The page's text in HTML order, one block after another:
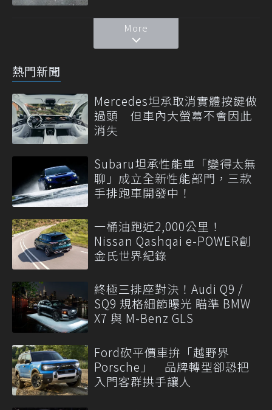
More
熱門新聞
Mercedes坦承取消實體按鍵做
過頭 但車內大螢幕不會因此
消失
Subaru坦承性能車「變得太無
聊」成立全新性能部門，三款
手排跑車開發中！
一桶油跑近2,000公里！
Nissan Qashqai e-POWER創
金氏世界紀錄
終極三排座對決！Audi Q9 /
SQ9 規格細節曝光 瞄準 BMW
X7 與 M-Benz GLS
Ford砍平價車拚「越野界
Porsche」 品牌轉型卻恐把
入門客群拱手讓人